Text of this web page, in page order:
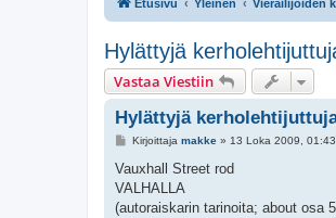
Etusivu Yleinen Vierailijoiden
Hylättyjä
Vastaa Viestiin
Hylättyjä
V
e
t
i
Kirjoittaja makke» 13 Loka 2009, 01:43
Vauxhall Street rod
VALHALLA
(autoraiskarin tarinoita; about osa